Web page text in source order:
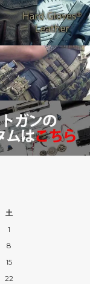
土
1
8
15
22